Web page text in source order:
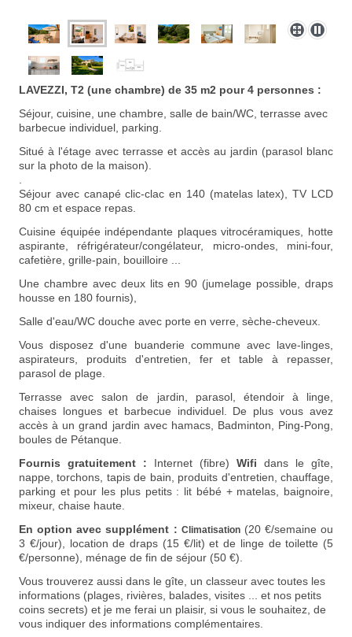
LAVEZZI, T2 (une chambre) de 35 m2 pour 4 personnes :
Séjour, cuisine, une chambre, salle de bain/WC, terrasse avec
barbecue individuel, parking.
Situé à l'étage avec terrasse et accès au jardin (parasol blanc
sur la photo de la maison).
Séjour avec canapé clic-clac en 140 (matelas latex), TV LCD
80 cm et espace repas.
Cuisine équipée indépendante plaques vitrocéramiques, hotte
aspirante, réfrigérateur/congélateur, micro-ondes, mini-four,
cafetière, grille-pain, bouilloire ...
Une chambre avec deux lits en 90 (jumelage possible, draps
housse en 180 fournis),
Salle d'eau/WC douche avec porte en verre, sèche-cheveux.
Vous disposez d'une buanderie commune avec lave-linges,
aspirateurs, produits d'entretien, fer et table à repasser
parasol de plage.
Terrasse avec salon de jardin, parasol, étendoir à linge,
chaises longues et barbecue individuel. De plus vous avez
accès à un grand jardin avec hamacs, Badminton, Ping-Pong,
boules de Pétanque.
Fournis gratuitement : Internet (fibre) Wifi dans le gîte,
nappe, torchons, tapis de bain, produits d'entretien, chauffage,
parking et pour les plus petits : lit bébé + matelas, baignoire,
mixeur, chaise haute.
En option avec supplément : Climatisation(20 €/semaine ou
3 €/jour) , location de draps (15 €/lit) et de linge de toilette (5
€/personne), ménage de fin de séjour (50 €).
Vous trouverez aussi dans le gîte, un classeur avec toutes les
informations (plages, rivières, balades, visites ... et nos petits
coins secrets) et je me ferai un plaisir, si vous le souhaitez, de
vous indiquer des informations complémentaires.